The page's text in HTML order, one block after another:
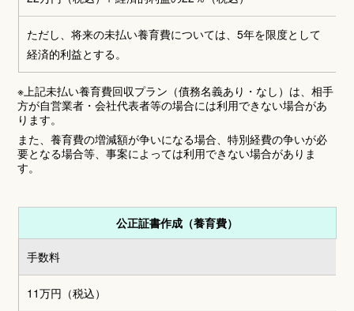
ただし、将来の未払い養育費については、5年を限度として
経済的利益とする。
※上記未払い養育費回収プラン（債務名義あり・なし）は、相手
方が自営業者・会社代表者等の場合には利用できない場合があ
ります。
また、養育費の増減額が争いになる場合、特別経費の争いが必
要となる場合等、事案によっては利用できない場合がありま
す。
公正証書作成（養育費）
手数料
11万円 （税込）